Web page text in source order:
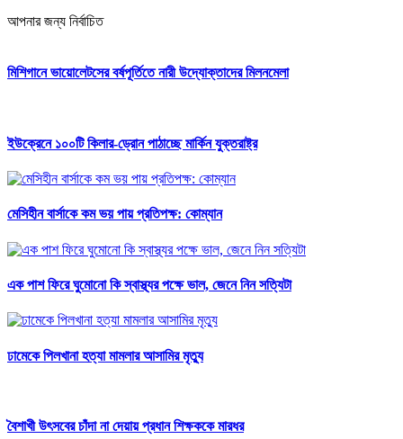
আপনার জন্য নির্বাচিত
মিশিগানে ভায়োলেটসের বর্ষপূর্তিতে নারী উদ্যোক্তাদের মিলনমেলা
ইউক্রেনে ১০০টি কিলার-ড্রোন পাঠাচ্ছে মার্কিন যুক্তরাষ্ট্র
মেসিহীন বার্সাকে কম ভয় পায় প্রতিপক্ষ: কোম্যান
এক পাশ ফিরে ঘুমোনো কি স্বাস্থ্যর পক্ষে ভাল, জেনে নিন সত্যিটা
ঢামেকে পিলখানা হত্যা মামলার আসামির মৃত্যু
বৈশাখী উৎসবের চাঁদা না দেয়ায় প্রধান শিক্ষককে মারধর